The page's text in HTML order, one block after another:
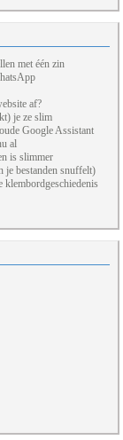
met één zin
af?
je ze slim
Google Assistant
al
is slimmer
je bestanden snuffelt)